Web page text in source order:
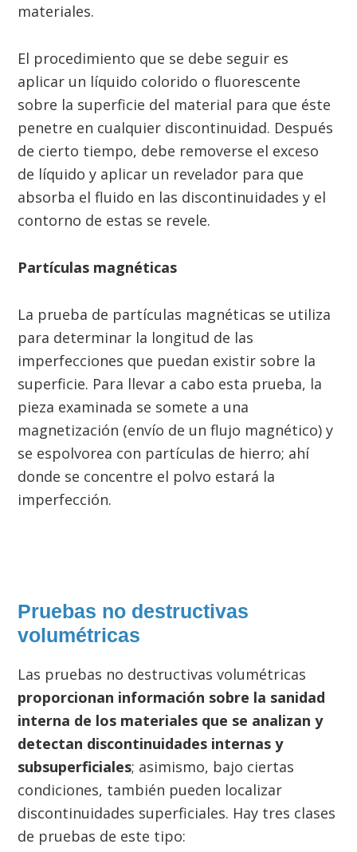
materiales.
El procedimiento que se debe seguir es
aplicar un líquido colorido o fluorescente
sobre la superficie del material para que éste
penetre en cualquier discontinuidad. Después
de cierto tiempo, debe removerse el exceso
de líquido y aplicar un revelador para que
absorba el fluido en las discontinuidades y el
contorno de estas se revele.
Partículas magnéticas
La prueba de partículas magnéticas se utiliza
para determinar la longitud de las
imperfecciones que puedan existir sobre la
superficie. Para llevar a cabo esta prueba, la
pieza examinada se somete a una
magnetización (envío de un flujo magnético) y
se espolvorea con partículas de hierro; ahí
donde se concentre el polvo estará la
imperfección.
Pruebas no destructivas
volumétricas
Las pruebas no destructivas volumétricas
proporcionan información sobre la sanidad
interna de los materiales que se analizan y
detectan discontinuidades internas y
subsuperficiales; asimismo, bajo ciertas
condiciones, también pueden localizar
discontinuidades superficiales. Hay tres clases
de pruebas de este tipo: